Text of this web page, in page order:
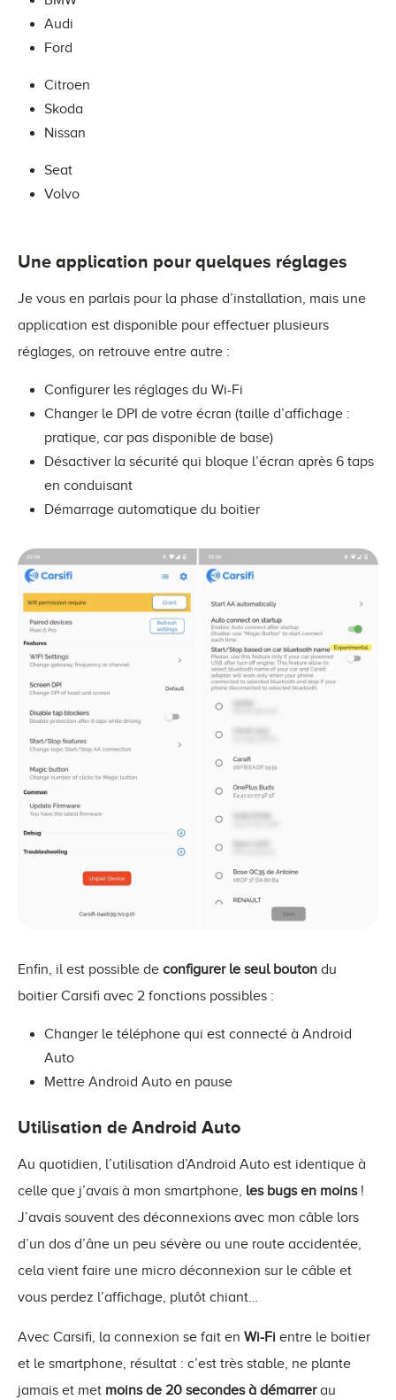
Audi
Ford
Citroen
Skoda
Nissan
Seat
Volvo
Une application pour quelques réglages
Je vous en parlais pour la phase d’installation, mais une
application est disponible pour effectuer plusieurs
réglages, on retrouve entre autre :
Configurer les réglages du Wi-Fi
Changer le DPI de votre écran (taille d’affichage :
pratique, car pas disponible de base)
Désactiver la sécurité qui bloque l’écran après 6 taps
en conduisant
Démarrage automatique du boitier
Enfin, il est possible de configurer le seul bouton du
boitier Carsifi avec 2 fonctions possibles :
Changer le téléphone qui est connecté à Android
Auto
Mettre Android Auto en pause
Utilisation de Android Auto
Au quotidien, l’utilisation d’Android Auto est identique à
celle que j’avais à mon smartphone, les bugs en moins!
J’avais souvent des déconnexions avec mon câble lors
d’un dos d’âne un peu sévère ou une route accidentée,
cela vient faire une micro déconnexion sur le câble et
vous perdez l’affichage, plutôt chiant…
Avec Carsifi, la connexion se fait en Wi-Fi entre le boitier
et le smartphone, résultat : c’est très stable, ne plante
jamais et met moins de 20 secondes à démarrerau